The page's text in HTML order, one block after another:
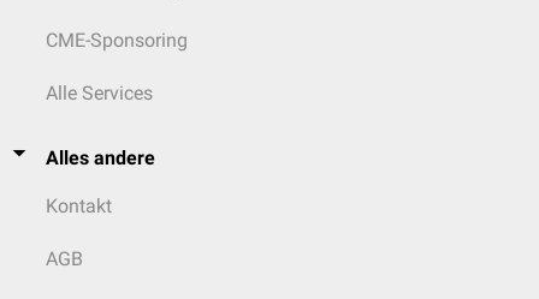
CME-Sponsoring
Alle Services
Alles andere
Kontakt
AGB